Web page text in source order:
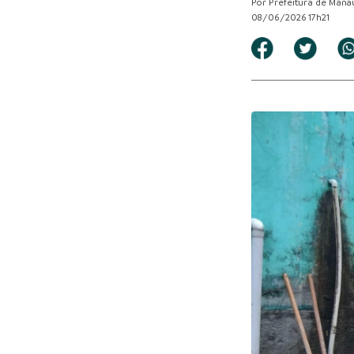
08/06/2026 17h21